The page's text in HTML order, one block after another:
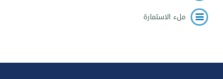
ملء الاستمارة